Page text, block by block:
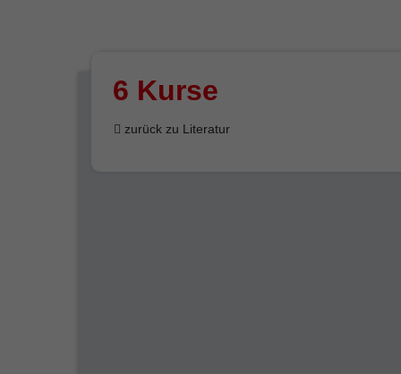
6 Kurse
zurück zu Literatur